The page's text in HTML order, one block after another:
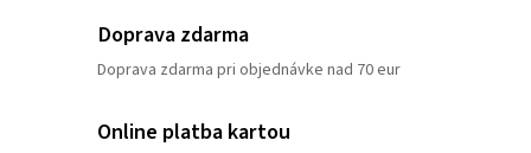
Doprava zdarma
Doprava zdarma pri objednávke nad 70 eur
Online platba kartou